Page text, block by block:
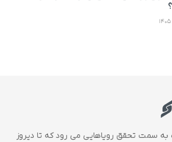
به سمت تحقق رویاهایی می رود که تا دیروز